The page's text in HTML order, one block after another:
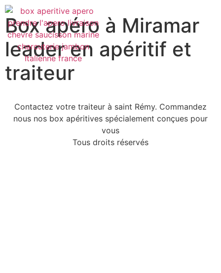
Box apéro à Miramar
leader en apéritif et
traiteur
Contactez votre traiteur à saint Rémy. Commandez
nous nos box apéritives spécialement conçues pour
vous
Tous droits réservés